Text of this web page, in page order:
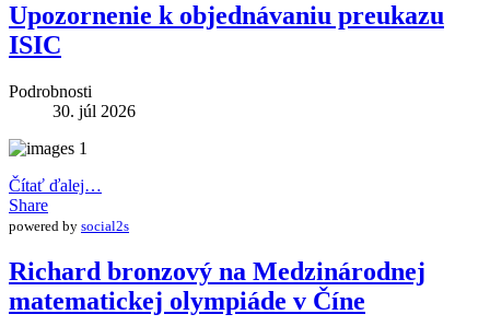
Upozornenie k objednávaniu preukazu
ISIC
Podrobnosti
30. júl 2026
Čítať ďalej…
Share
powered by social2s
Richard bronzový na Medzinárodnej
matematickej olympiáde v Číne